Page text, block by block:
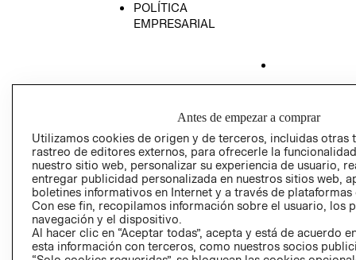
POLÍTICA
EMPRESARIAL
PRIVACIDAD
GIFT CARD
AVISO DE
Antes de empezar a comprar
Utilizamos cookies de origen y de terceros, incluidas otras
rastreo de editores externos, para ofrecerle la
nuestro sitio web, personalizar su experiencia de usuario,
entregar publicidad personalizada en nuestros sitios web,
boletines informativos en Internet y a través de plataformas
Con ese fin, recopilamos información sobre el usuario, los
navegación y el dispositivo.
Al hacer clic en “Aceptar todas”, acepta y está de acuerdo
esta información con terceros, como nuestros socios